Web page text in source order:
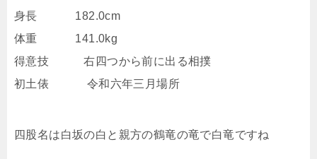
身長 182.0cm
体重 141.0kg
得意技 右四つから前に出る相撲
初土俵 令和六年三月場所
四股名は白坂の白と親方の鶴竜の竜で白竜ですね